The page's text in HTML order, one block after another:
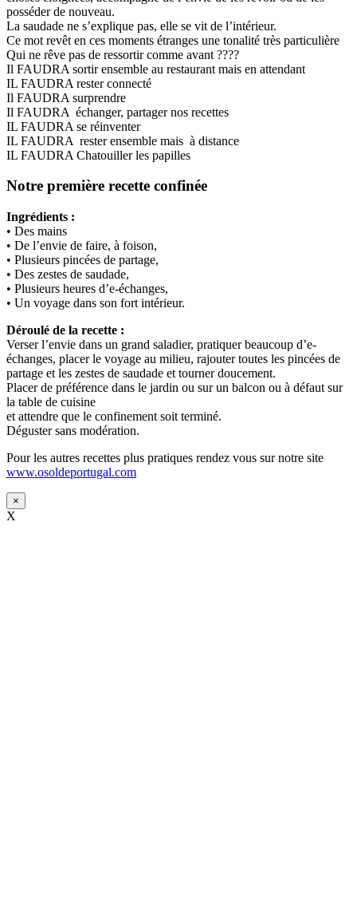
posséder de nouveau.
La saudade ne s’explique pas, elle se vit de l’intérieur.
Ce mot revêt en ces moments étranges une tonalité très particulière
Qui ne rêve pas de ressortir comme avant ????
Il FAUDRA sortir ensemble au restaurant mais en attendant
IL FAUDRA rester connecté
Il FAUDRA surprendre
Il FAUDRA échanger, partager nos recettes
IL FAUDRA se réinventer
IL FAUDRA rester ensemble mais à distance
IL FAUDRA Chatouiller les papilles
Notre première recette confinée
Ingrédients :
• Des mains
• De l’envie de faire, à foison,
• Plusieurs pincées de partage,
• Des zestes de saudade,
• Plusieurs heures d’e-échanges,
• Un voyage dans son fort intérieur.
Déroulé de la recette :
Verser l’envie dans un grand saladier, pratiquer beaucoup d’e-
échanges, placer le voyage au milieu, rajouter toutes les pincées de
partage et les zestes de saudade et tourner doucement.
Placer de préférence dans le jardin ou sur un balcon ou à défaut sur
la table de cuisine
et attendre que le confinement soit terminé.
Déguster sans modération.
Pour les autres recettes plus pratiques rendez vous sur notre site
www.osoldeportugal.com
×
X